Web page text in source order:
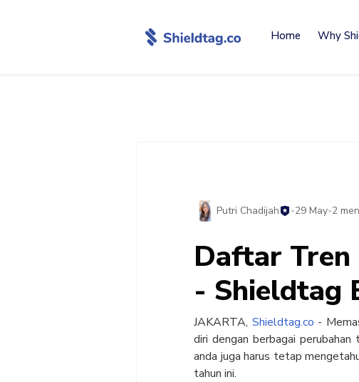
Home Why
Putri Chadijah •29 May•2
Daftar Tren
- Shieldtag
JAKARTA, Shieldtag.co -
diri dengan berbagai
anda juga harus tetap
tahun ini.